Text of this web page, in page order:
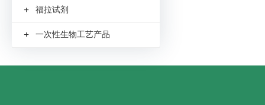
+ 福拉试剂
+ 一次性生物工艺产品